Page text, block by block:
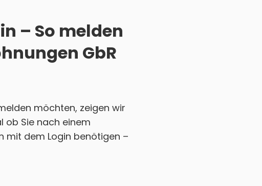
– So melden
GbR
möchten, zeigen wir
ob Sie nach einem
mit dem Login benötigen –